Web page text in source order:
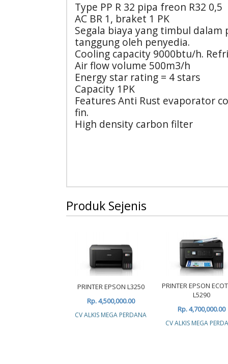
Type PP R 32 pipa freon R32 0,5
AC BR 1, braket 1 PK
Segala biaya yang timbul dalam
tanggung oleh penyedia.
Cooling capacity 9000btu/h.
Air flow volume 500m3/h
Energy star rating = 4 stars
Capacity 1PK
Features Anti Rust evaporator
fin.
High density carbon filter
Produk Sejenis
PRINTER EPSON L3250
Rp. 4,500,000.00
CV ALKIS MEGA PERDANA
PRINTER EPSON
L5290
Rp. 4,700,000.00
CV ALKIS MEGA